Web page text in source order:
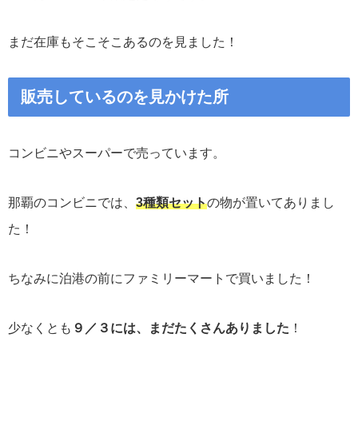
まだ在庫もそこそこあるのを見ました！
販売しているのを見かけた所
コンビニやスーパーで売っています。
那覇のコンビニでは、 3種類セットの物が置いてありまし
た！
ちなみに泊港の前にファミリーマートで買いました！
少なくとも ９／３には、まだたくさんありました ！